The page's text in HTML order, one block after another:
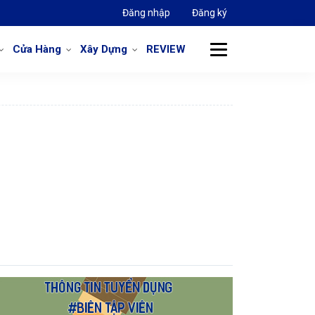
Đăng nhập Đăng ký
Cửa Hàng Xây Dựng REVIEW